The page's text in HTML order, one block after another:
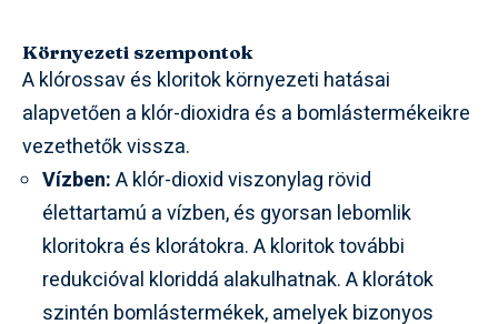
Környezeti szempontok
A klórossav és kloritok környezeti hatásai
alapvetően a klór-dioxidra és a bomlástermékeikre
vezethetők vissza.
Vízben:A klór-dioxid viszonylag rövid
élettartamú a vízben, és gyorsan lebomlik
kloritokra és klorátokra. A kloritok további
redukcióval kloriddá alakulhatnak. A klorátok
szintén bomlástermékek, amelyek bizonyos